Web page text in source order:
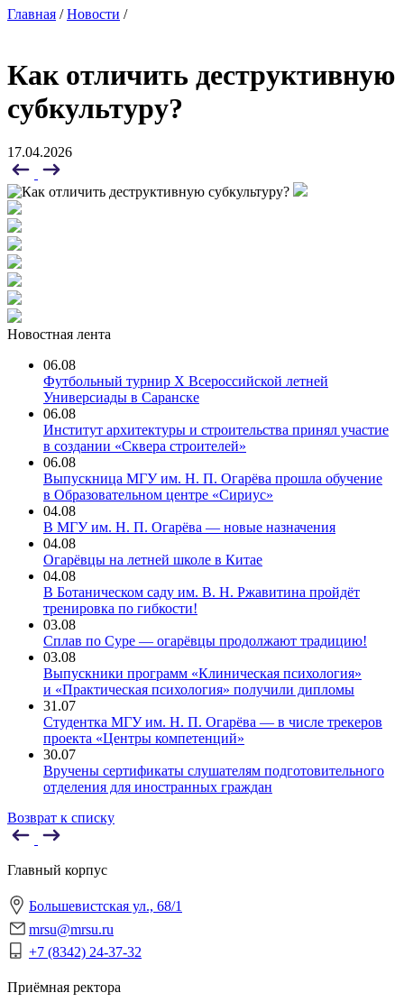
Главная /Новости /
Как отличить деструктивную
субкультуру?
17.04.2026
Новостная лента
06.08
Футбольный турнир X Всероссийской летней
Универсиады в Саранске
06.08
Институт архитектуры и строительства принял участие
в создании «Сквера строителей»
06.08
Выпускница МГУ им. Н. П. Огарёва прошла обучение
в Образовательном центре «Сириус»
04.08
В МГУ им. Н. П. Огарёва — новые назначения
04.08
Огарёвцы на летней школе в Китае
04.08
В Ботаническом саду им. В. Н. Ржавитина пройдёт
тренировка по гибкости!
03.08
Сплав по Суре — огарёвцы продолжают традицию!
03.08
Выпускники программ «Клиническая психология»
и «Практическая психология» получили дипломы
31.07
Студентка МГУ им. Н. П. Огарёва — в числе трекеров
проекта «Центры компетенций»
30.07
Вручены сертификаты слушателям подготовительного
отделения для иностранных граждан
Возврат к списку
Главный корпус
Большевистская ул., 68/1
mrsu@mrsu.ru
+7 (8342) 24-37-32
Приёмная ректора